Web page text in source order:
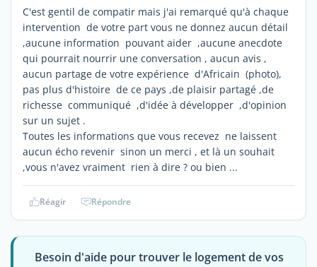
C'est gentil de compatir mais j'ai remarqué qu'à chaque
intervention de votre part vous ne donnez aucun détail
,aucune information pouvant aider ,aucune anecdote
qui pourrait nourrir une conversation , aucun avis ,
aucun partage de votre expérience d'Africain (photo),
pas plus d'histoire de ce pays ,de plaisir partagé ,de
richesse communiqué ,d'idée à développer ,d'opinion
sur un sujet .
Toutes les informations que vous recevez ne laissent
aucun écho revenir sinon un merci , et là un souhait
,vous n'avez vraiment rien à dire ? ou bien ...
Réagir Répondre
Besoin d'aide pour trouver le logement de vos